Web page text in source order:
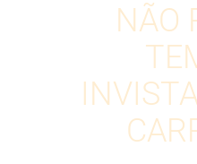
NÃO